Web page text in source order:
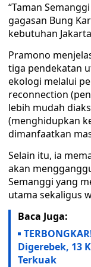
“Taman
gagasan Bung
kebutuhan
Pramono
tiga pendekatan
ekologi melalui
reconnection
lebih mudah
(menghidupkan
dimanfaatkan
Selain itu, ia
akan
Semanggi yang
utama sekaligus
Baca Juga:
Digerebek, 13
Terkuak